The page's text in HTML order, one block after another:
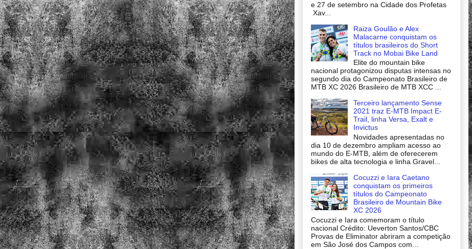
e 27 de setembro na Cidade dos Profetas
Xav...
Raiza Goulão e Alex
Malacarne conquistam os
títulos brasileiros do Short
Track no Mobai Bike Land
Elite do mountain bike
nacional protagonizou disputas intensas no
segundo dia do Campeonato Brasileiro de
MTB XC 2026 Brasileiro de MTB XCC ...
Terceiro lançamento Sense
2021 traz E-MTB Impact E-
Trail, linha Versa, Exalt e
Invictus
Novidades apresentadas no
dia 10 de dezembro ampliam acesso ao
mundo do E-MTB, além de oferecerem
bikes de alta tecnologia e linha Gravel...
Cocuzzi e Iara Caetano
conquistam os primeiros
títulos do Campeonato
Brasileiro de Mountain Bike
XC 2026
Cocuzzi e Iara comemoram o título
nacional Crédito: Ueverton Santos/CBC
Provas de Eliminator abriram a competição
em São José dos Campos com...